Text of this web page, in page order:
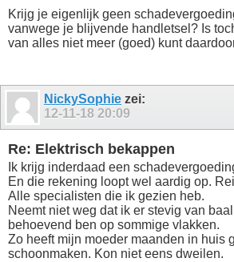
Krijg je eigenlijk geen
vanwege je blijvende handletsel? Is
van alles niet meer (goed) kunt
NickySophie zei:
12-11-18 20:09
Re: Elektrisch bekappen
Ik krijg inderdaad een
En die rekening loopt wel aardig op.
Alle specialisten die ik gezien heb.
Neemt niet weg dat ik er stevig van
behoevend ben op sommige vlakken.
Zo heeft mijn moeder maanden in huis
schoonmaken. Kon niet eens dweilen.